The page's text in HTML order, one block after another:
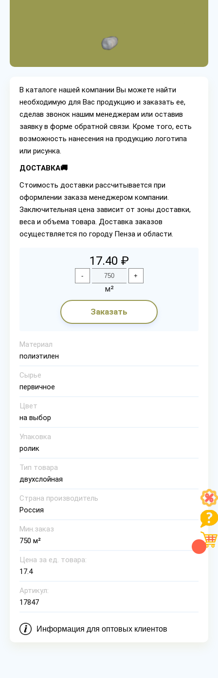
В каталоге нашей компании Вы можете найти
необходимую для Вас продукцию и заказать ее,
сделав звонок нашим менеджерам или оставив
заявку в форме обратной связи. Кроме того, есть
возможность нанесения на продукцию логотипа
или рисунка.
ДОСТАВКА🚚
Стоимость доставки рассчитывается при
оформлении заказа менеджером компании.
Заключительная цена зависит от зоны доставки,
веса и объема товара. Доставка заказов
осуществляется по городу Пенза и области.
17.40 ₽
- +
м²
Заказать
Материал
полиэтилен
Сырье
первичное
Цвет
на выбор
Упаковка
ролик
Тип товара
двухслойная
Страна производитель
Россия
Мин.заказ
750 м²
Цена за ед. товара:
17.4
Артикул:
17847
Информация для оптовых клиентов